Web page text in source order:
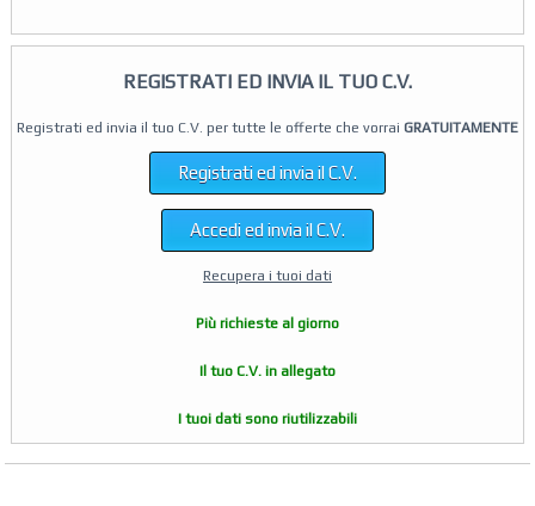
REGISTRATI ED INVIA IL TUO C.V.
Registrati ed invia il tuo C.V. per tutte le offerte che vorrai GRATUITAMENTE
Registrati ed invia il C.V.
Accedi ed invia il C.V.
Recupera i tuoi dati
Più richieste al giorno
Il tuo C.V. in allegato
I tuoi dati sono riutilizzabili